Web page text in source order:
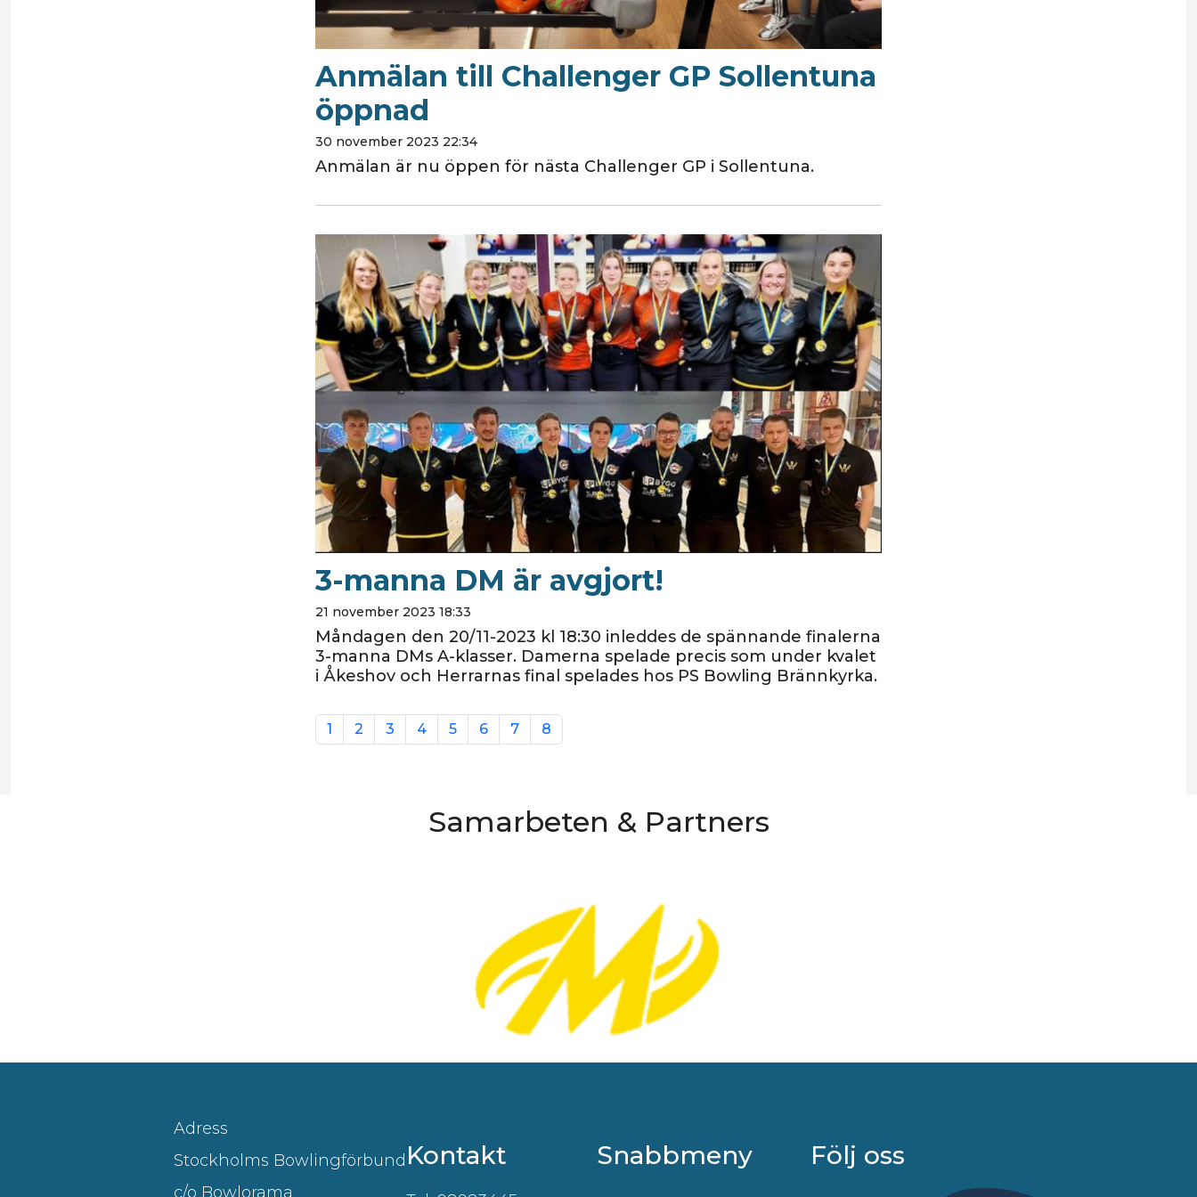
Anmälan till Challenger GP Sollentuna
öppnad
30 november 2023 22:34
Anmälan är nu öppen för nästa Challenger GP i Sollentuna.
3-manna DM är avgjort!
21 november 2023 18:33
Måndagen den 20/11-2023 kl 18:30 inleddes de spännande finalerna
3-manna DMs A-klasser. Damerna spelade precis som under kvalet
i Åkeshov och Herrarnas final spelades hos PS Bowling Brännkyrka.
1 2 3 4 5 6 7 8
Samarbeten & Partners
Adress
Stockholms Bowlingförbund
c/o Bowlorama
Kontakt Snabbmeny Följ oss